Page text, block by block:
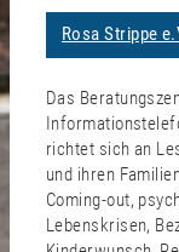
Rosa Strippe
Das
richtet sich an
und ihren
Coming-out,
Lebenskrisen,